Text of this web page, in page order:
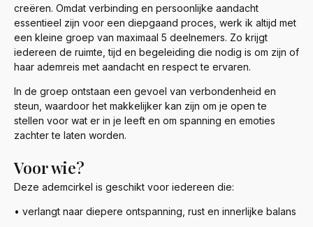
creëren. Omdat verbinding en persoonlijke aandacht
essentieel zijn voor een diepgaand proces, werk ik altijd met
een kleine groep van maximaal 5 deelnemers. Zo krijgt
iedereen de ruimte, tijd en begeleiding die nodig is om zijn of
haar ademreis met aandacht en respect te ervaren.
In de groep ontstaan een gevoel van verbondenheid en
steun, waardoor het makkelijker kan zijn om je open te
stellen voor wat er in je leeft en om spanning en emoties
zachter te laten worden.
Voor wie?
Deze ademcirkel is geschikt voor iedereen die:
• verlangt naar diepere ontspanning, rust en innerlijke balans